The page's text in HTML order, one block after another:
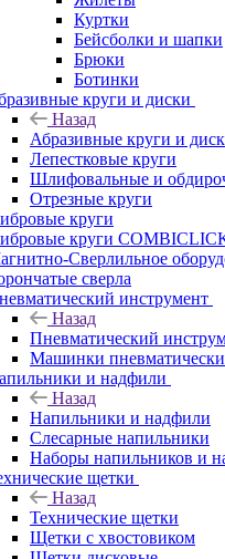
Куртки
Бейсболки и шапки
Брюки
Ботинки
круги и диски
Назад
Абразивные круги и
Лепестковые круги
Шлифовальные и
Отрезные круги
круги
круги
Сверлильное
сверла
инструмент
Назад
Пневматический
Машинки
и надфили
Назад
Напильники и надфили
Слесарные напильники
Наборы напильников и
щетки
Назад
Технические щетки
Щетки с хвостовиком